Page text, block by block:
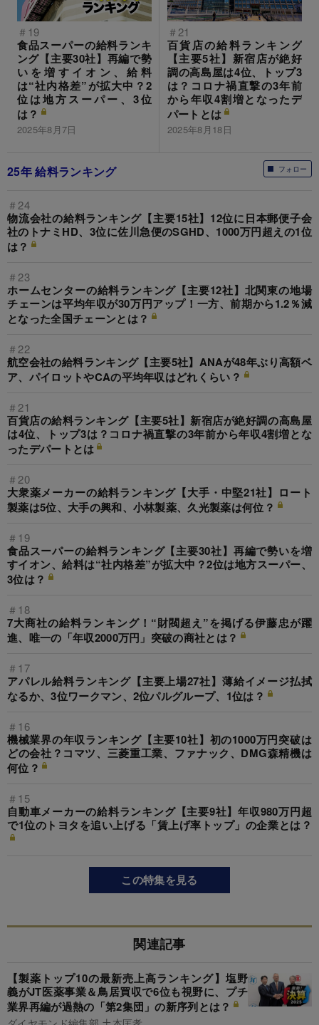
＃19
食品スーパーの給料ランキ
ング【主要30社】再編で勢
いを増すイオン、給料
は“社内格差”が拡大中？2
位は地方スーパー、3位
は？
2025年8月7日
＃21
百貨店の給料ランキング
【主要5社】新宿店が絶好
調の高島屋は4位、トップ3
は？コロナ禍直撃の3年前
から年収4割増となったデ
パートとは
2025年8月18日
フォロー
25年 給料ランキング
＃24
物流会社の給料ランキング【主要15社】12位に日本郵便子会
社のトナミHD、3位に佐川急便のSGHD、1000万円超えの1位
は？
＃23
ホームセンターの給料ランキング【主要12社】北関東の地場
チェーンは平均年収が30万円アップ！一方、前期から1.2％減
となった全国チェーンとは？
＃22
航空会社の給料ランキング【主要5社】ANAが48年ぶり高額ベ
ア、パイロットやCAの平均年収はどれくらい？
＃21
百貨店の給料ランキング【主要5社】新宿店が絶好調の高島屋
は4位、トップ3は？コロナ禍直撃の3年前から年収4割増とな
ったデパートとは
＃20
大衆薬メーカーの給料ランキング【大手・中堅21社】ロート
製薬は5位、大手の興和、小林製薬、久光製薬は何位？
＃19
食品スーパーの給料ランキング【主要30社】再編で勢いを増
すイオン、給料は“社内格差”が拡大中？2位は地方スーパー、
3位は？
＃18
7大商社の給料ランキング！“財閥超え”を掲げる伊藤忠が躍
進、唯一の「年収2000万円」突破の商社とは？
＃17
アパレル給料ランキング【主要上場27社】薄給イメージ払拭
なるか、3位ワークマン、2位パルグループ、1位は？
＃16
機械業界の年収ランキング【主要10社】初の1000万円突破は
どの会社？コマツ、三菱重工業、ファナック、DMG森精機は
何位？
＃15
自動車メーカーの給料ランキング【主要9社】年収980万円超
で1位のトヨタを追い上げる「賃上げ率トップ」の企業とは？
この特集を見る
関連記事
【製薬トップ10の最新売上高ランキング】塩野
義がJT医薬事業＆鳥居買収で6位も視野に、プチ
業界再編が過熱の「第2集団」の新序列とは？